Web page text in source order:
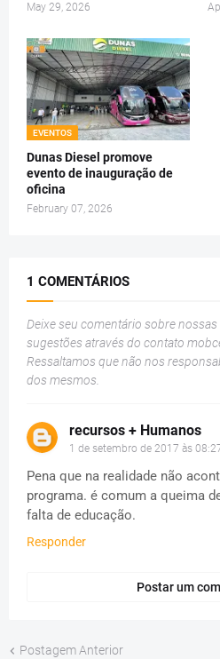
May 29, 2026
EVENTOS
Dunas Diesel promove
evento de inauguração de
oficina
February 07, 2026
1 COMENTÁRIOS
Deixe seu comentário sobre
sugestões através do contato
Ressaltamos que não nos
dos mesmos.
recursos + Humanos
1 de setembro de 2017 às
Pena que na realidade não
programa. é comum a queima
falta de educação.
Responder
Postar um
Postagem Anterior